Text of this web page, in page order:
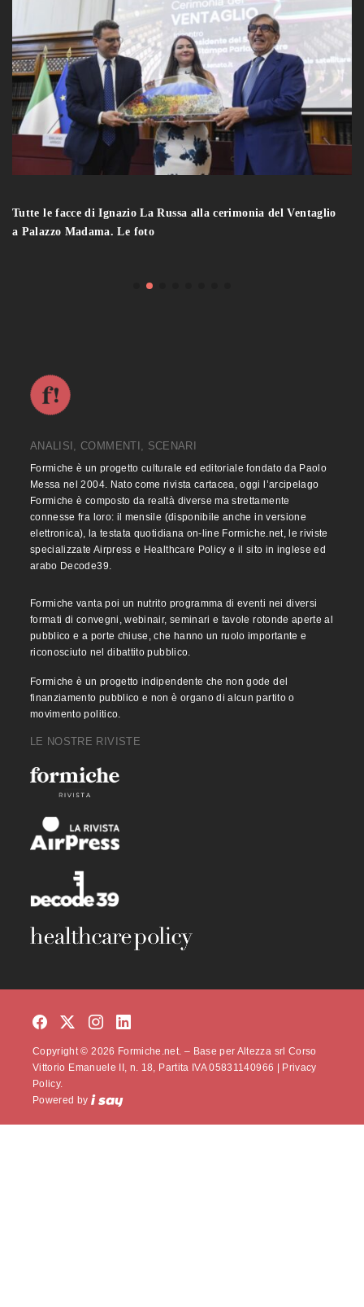
Tutte le facce di Ignazio La Russa alla cerimonia del Ventaglio
a Palazzo Madama. Le foto
ANALISI, COMMENTI, SCENARI
Formiche è un progetto culturale ed editoriale fondato da Paolo
Messa nel 2004. Nato come rivista cartacea, oggi l’arcipelago
Formiche è composto da realtà diverse ma strettamente
connesse fra loro: il mensile (disponibile anche in versione
elettronica), la testata quotidiana on-line Formiche.net, le riviste
specializzate Airpress e Healthcare Policy e il sito in inglese ed
arabo Decode39.
Formiche vanta poi un nutrito programma di eventi nei diversi
formati di convegni, webinair, seminari e tavole rotonde aperte al
pubblico e a porte chiuse, che hanno un ruolo importante e
riconosciuto nel dibattito pubblico.
Formiche è un progetto indipendente che non gode del
finanziamento pubblico e non è organo di alcun partito o
movimento politico.
LE NOSTRE RIVISTE
Copyright © 2026 Formiche.net. – Base per Altezza srl Corso
Vittorio Emanuele II, n. 18, Partita IVA 05831140966 | Privacy
Policy.
Powered by